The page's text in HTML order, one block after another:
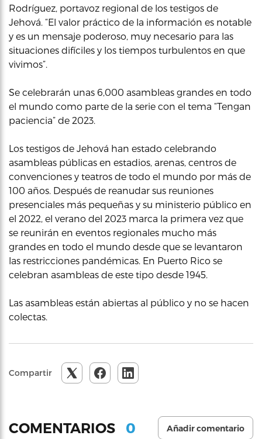
Rodríguez, portavoz regional de los testigos de
Jehová. “El valor práctico de la información es notable
y es un mensaje poderoso, muy necesario para las
situaciones difíciles y los tiempos turbulentos en que
vivimos”.
Se celebrarán unas 6,000 asambleas grandes en todo
el mundo como parte de la serie con el tema “Tengan
paciencia” de 2023.
Los testigos de Jehová han estado celebrando
asambleas públicas en estadios, arenas, centros de
convenciones y teatros de todo el mundo por más de
100 años. Después de reanudar sus reuniones
presenciales más pequeñas y su ministerio público en
el 2022, el verano del 2023 marca la primera vez que
se reunirán en eventos regionales mucho más
grandes en todo el mundo desde que se levantaron
las restricciones pandémicas. En Puerto Rico se
celebran asambleas de este tipo desde 1945.
Las asambleas están abiertas al público y no se hacen
colectas.
Compartir
COMENTARIOS 0 Añadir comentario